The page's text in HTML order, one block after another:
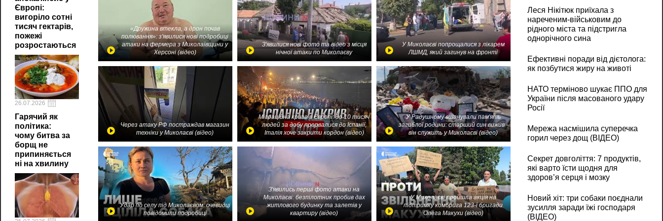
Європі:
вигоріло сотні
тисяч гектарів,
пожежі
розростаються
26.07.2026
Гарячий як
політика:
чому битва за
борщ не
припиняється
ні на хвилину
«Дружина втекла, а дрон почав
полювання»: з'явилися нові подробиці
атаки на фермера з Миколаївщини у
Херсоні (відео)
З'явилися нові фото та відео з місця
нічної атаки по Миколаєву
У Миколаєві попрощалися з лікарем
ЛШМД, який загинув на фронті
Через атаку РФ постраждав магазин
техніки у Миколаєві (відео)
Міграційна криза в Європі: до 10 тисяч
людей за добу прорвалися до Іспанії,
Італія хоче закрити кордон (відео)
У Радушному вшанували пам'ять
загиблої родини: старший син вижив -
він служить у Миколаєві (відео)
Удар по селу під Миколаєвом: очевидці
повідомили подробиці
З'явились перші фото атаки на
Миколаєві: безпілотник пробив дах
житлового будинку та залетів у
квартиру (відео)
У Миколаєві пройшла акція на
підтримку комбрига 123-ї бригади
Олега Макухи (відео)
Леся Нікітюк приїхала з
нареченим-військовим до
рідного міста та підстригла
однорічного сина
Ефективні поради від дієтолога:
як позбутися жиру на животі
НАТО терміново шукає ППО для
України після масованого удару
Росії
Мережа насмішила суперечка
горил через дощ (ВІДЕО)
Секрет довголіття: 7 продуктів,
які варто їсти щодня для
здоров’я серця і мозку
Новий хіт: три собаки поєднали
зусилля заради їжі господаря
(ВІДЕО)